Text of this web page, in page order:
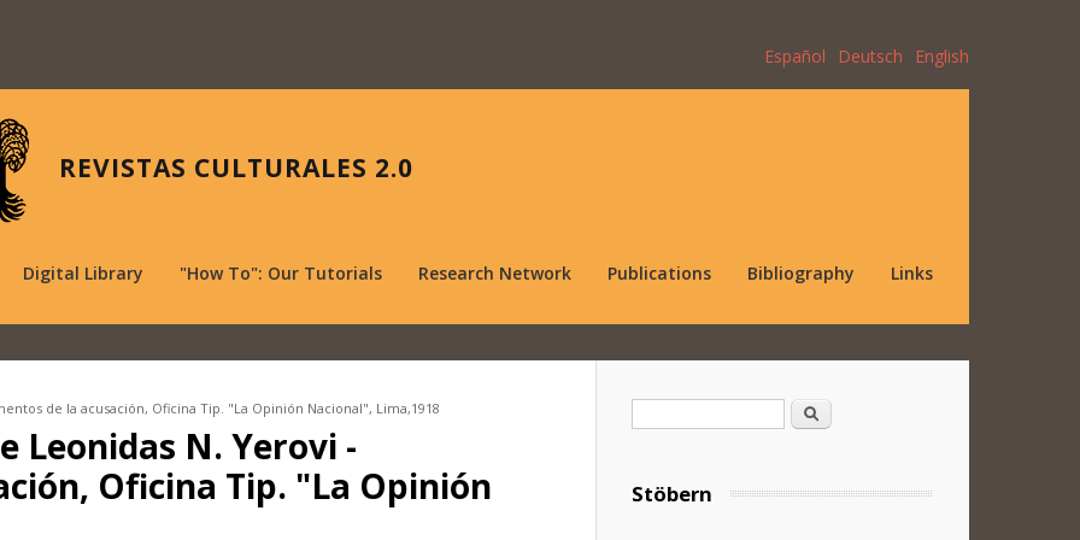
Español Deutsch English
REVISTAS CULTURALES 2.0
Digital Library "How To": Our Tutorials Research Network Publications Bibliography Links
de la acusación, Oficina Tip. "La Opinión Nacional", Lima,1918
Leonidas N. Yerovi -
Oficina Tip. "La Opinión
Search
Stöbern